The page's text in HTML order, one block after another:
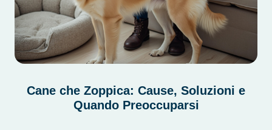
Cane che Zoppica: Cause, Soluzioni e
Quando Preoccuparsi